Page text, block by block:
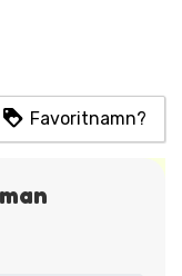
Favoritnamn?